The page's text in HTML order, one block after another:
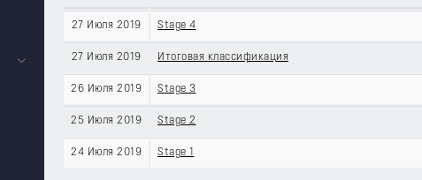
27 Июля 2019 Stage 4
27 Июля 2019 Итоговая классификация
26 Июля 2019 Stage 3
25 Июля 2019 Stage 2
24 Июля 2019 Stage 1